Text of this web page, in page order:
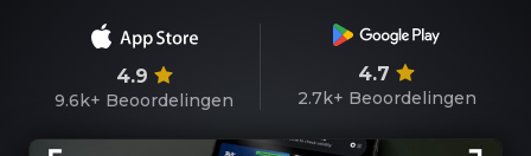
4.9
9.6k+ Beoordelingen
4.7
2.7k+ Beoordelingen